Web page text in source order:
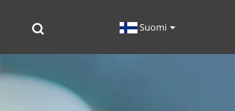
Suomi